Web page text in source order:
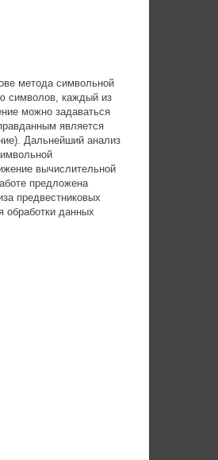
метода символьной
символов, каждый из
можно задаваться
является
Дальнейший анализ
вычислительной
предложена
предвестниковых
обработки данных